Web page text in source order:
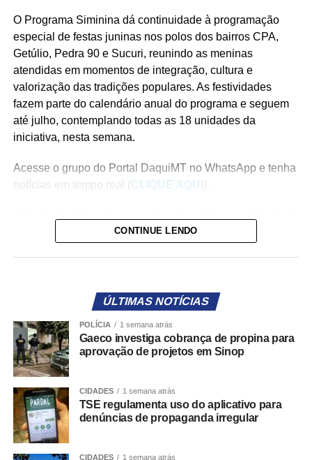
O Programa Siminina dá continuidade à programação
especial de festas juninas nos polos dos bairros CPA,
Getúlio, Pedra 90 e Sucuri, reunindo as meninas
atendidas em momentos de integração, cultura e
valorização das tradições populares. As festividades
fazem parte do calendário anual do programa e seguem
até julho, contemplando todas as 18 unidades da
iniciativa, nesta semana.
Acesse o grupo do Portal DaquiMT no WhatsApp e tenha
notícias em tempo real (CLIQUE AQUI ).
CPA, com festas nos períodos matutino, às 8h, e
14h. Encerrando a programação semanal, na sexta-feira
As festas juninas já foram realizadas nas unidades dos
bairros Jardim Vitória, Pascoal Ramos, 1º de Março, Três
Barras, Novo Colorado, Altos da Boa Vista, Tijucal,
Jardim Renascer e Capão do Gama, além do Distrito da
Guia.
De acordo com a coordenadora do programa, Ivete
CONTINUE LENDO
ÚLTIMAS NOTÍCIAS
POLÍCIA 1 semana atrás
Gaeco investiga cobrança de propina para
aprovação de projetos em Sinop
CIDADES 1 semana atrás
TSE regulamenta uso do aplicativo para
denúncias de propaganda irregular
CIDADES 1 semana atrás